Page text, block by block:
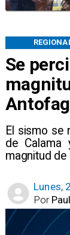
Se
El sismo se
de Calama
magnitud de
Lunes,
Por